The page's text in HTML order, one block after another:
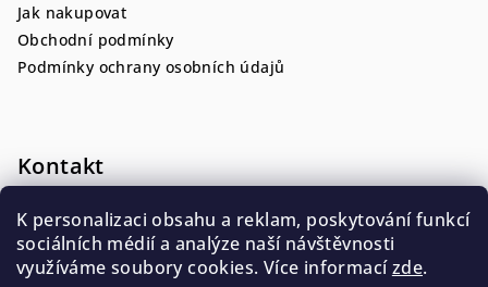
K personalizaci obsahu a reklam, poskytování funkcí
sociálních médií a analýze naší návštěvnosti
využíváme soubory cookies. Více informacízde.
Jak nakupovat
Obchodní podmínky
Podmínky ochrany osobních údajů
Kontakt
nadace.rescue@hscr.cz
+420 775 088 254